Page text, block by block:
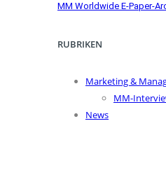
MM Worldwide E-Paper-
RUBRIKEN
Marketing &
MM-
News